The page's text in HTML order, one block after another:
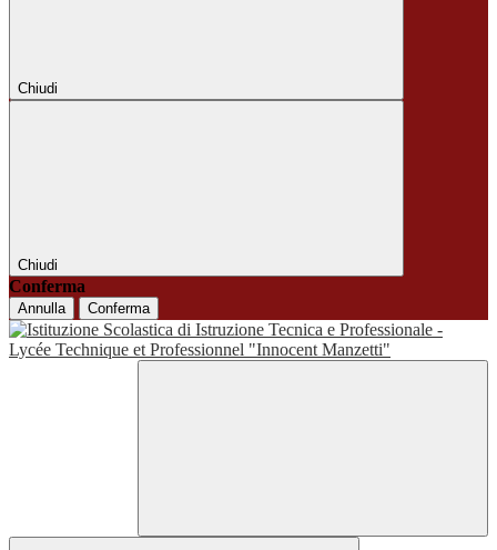
Chiudi
Chiudi
Conferma
Annulla Conferma